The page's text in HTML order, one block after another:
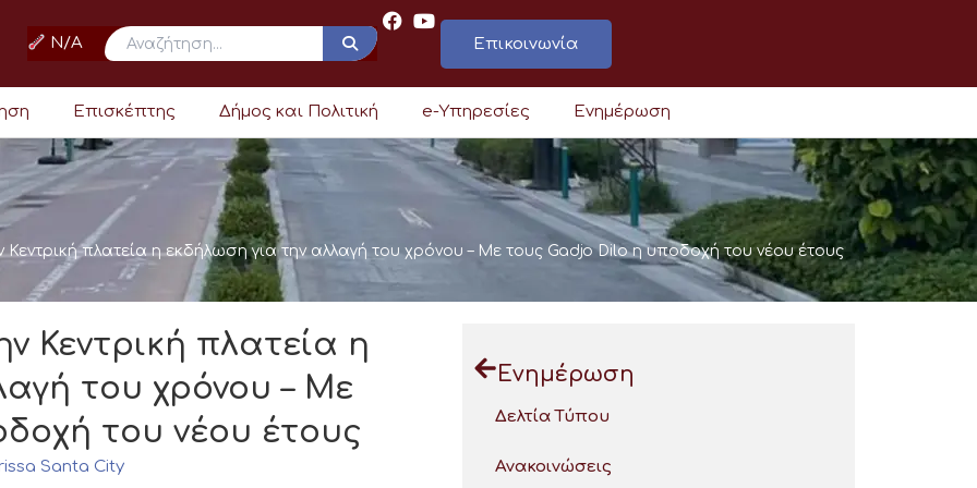
N/A Επικοινωνία
Επισκέπτης Δήμος και Πολιτική e-Υπηρεσίες Ενημέρωση
πλατεία η εκδήλωση για την αλλαγή του χρόνου – Με τους Gadjo Dilo η υποδοχή του νέου έτους
Κεντρική πλατεία η
του χρόνου – Με
του νέου έτους
Santa City
Ενημέρωση
Δελτία Τύπου
Ανακοινώσεις